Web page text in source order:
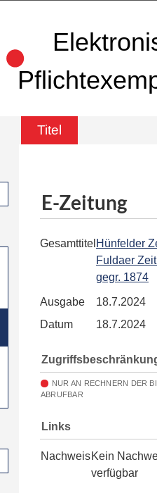
Titel
E-Zeitung
Gesamttitel Hünfelder
Fuldaer
gegr. 1874
Ausgabe
18.7.2024
Datum
18.7.2024
NUR AN RECHNERN DER
ABRUFBAR
Links
NachweisKein
verfügbar